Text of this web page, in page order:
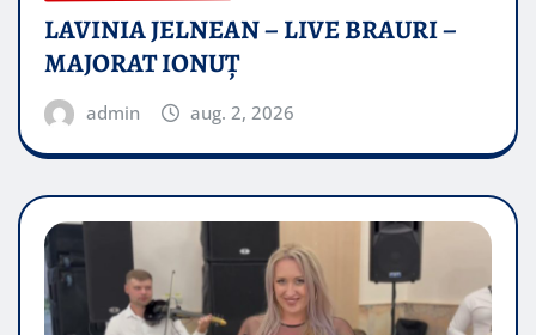
LAVINIA JELNEAN – LIVE BRAURI –
MAJORAT IONUŢ
admin aug. 2, 2026